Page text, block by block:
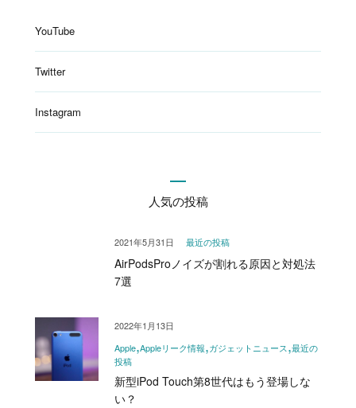
YouTube
Twitter
Instagram
人気の投稿
最近の投稿
AirPodsProノイズが割れる原因と対処法
7選
2021年5月31日
Apple Appleリーク情報 ガジェットニュース 最近の
投稿
新型iPod Touch第8世代はもう登場しな
い？
2022年1月13日